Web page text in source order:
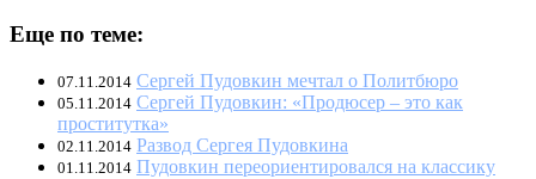
Еще по теме:
07.11.2014 Сергей Пудовкин мечтал о Политбюро
05.11.2014 Сергей Пудовкин: «Продюсер – это как
проститутка»
02.11.2014 Развод Сергея Пудовкина
01.11.2014 Пудовкин переориентировался на классику